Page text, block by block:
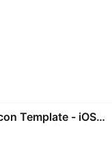
App Icon Template - iOS, iPadOS and watchOS 27